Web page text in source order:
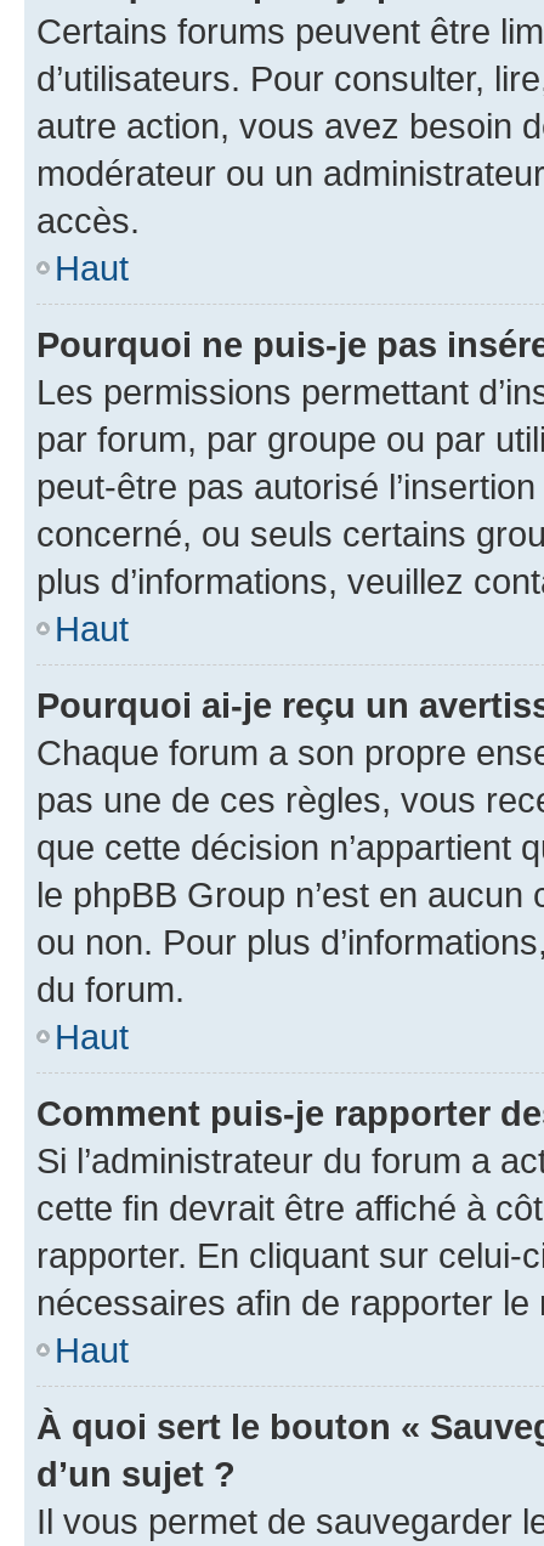
Certains forums peuvent être
d’utilisateurs. Pour consulter,
autre action, vous avez besoin
modérateur ou un
accès.
Haut
Pourquoi ne puis-je pas
Les permissions permettant
par forum, par groupe ou par
peut-être pas autorisé
concerné, ou seuls certains
plus d’informations, veuillez
Haut
Pourquoi ai-je reçu un
Chaque forum a son propre
pas une de ces règles, vous
que cette décision n’appartient
le phpBB Group n’est en
ou non. Pour plus
du forum.
Haut
Comment puis-je rapporter
Si l’administrateur du forum a
cette fin devrait être affiché à
rapporter. En cliquant sur
nécessaires afin de rapporter le
Haut
À quoi sert le bouton «
d’un sujet ?
Il vous permet de sauvegarder